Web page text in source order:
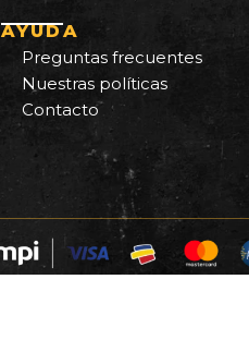
AYUDA
Preguntas frecuentes
Nuestras políticas
Contacto